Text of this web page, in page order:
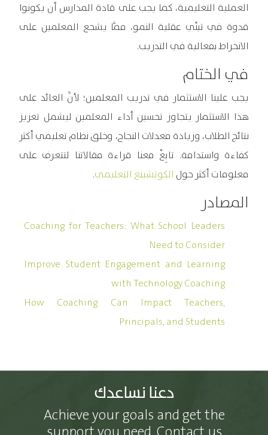
العملية التعليمية، كما يجب على قادة المدارس أن يكونوا
قدوة في تبنِّي عقلية النمو، ممَّا يشجع المعلمين على
الانخراط بفعالية في التدريب.
في الختام
يجب علينا الاستثمار في تدريب المعلمين؛ لأنَّ العائد على
هذا الاستثمار يتجاوز تحسين أداء المعلمين ليشمل تعزيز
نتائج الطلاب، وزيادة معدلات النجاح، وخلق نظام تعليمي أكثر
كفاءة واستدامة. تابِعْ معنا قراءة مقالاتنا لتتعرف على
معلومات أكثر حول الكوتشينغ التعليمي.
المصادر
Coaching for Teachers: What School Leaders
Need to Consider
Improve Student Engagement and Learning
with Technology Coaching
How Coaching Can Impact Teachers,
Principals, and Students
دعنا نساعدك
Achieve your goals and get the